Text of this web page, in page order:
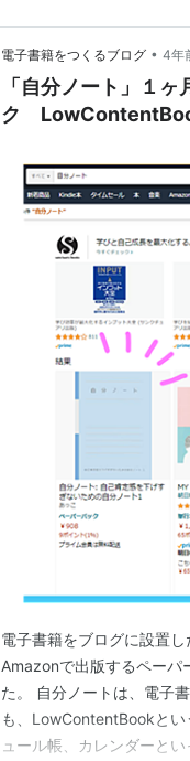
電子書籍をつくるブログ • 4年
「自分ノート」１
ク
電子書籍をブログに設置
Amazonで出版するペーパ
た。 自分ノートは、電子
も、LowContentBookとい
ュール帳、カレンダーと